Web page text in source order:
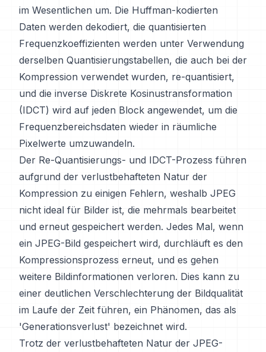
im Wesentlichen um. Die Huffman-kodierten
Daten werden dekodiert, die quantisierten
Frequenzkoeffizienten werden unter Verwendung
derselben Quantisierungstabellen, die auch bei der
Kompression verwendet wurden, re-quantisiert,
und die inverse Diskrete Kosinustransformation
(IDCT) wird auf jeden Block angewendet, um die
Frequenzbereichsdaten wieder in räumliche
Pixelwerte umzuwandeln.
Der Re-Quantisierungs- und IDCT-Prozess führen
aufgrund der verlustbehafteten Natur der
Kompression zu einigen Fehlern, weshalb JPEG
nicht ideal für Bilder ist, die mehrmals bearbeitet
und erneut gespeichert werden. Jedes Mal, wenn
ein JPEG-Bild gespeichert wird, durchläuft es den
Kompressionsprozess erneut, und es gehen
weitere Bildinformationen verloren. Dies kann zu
einer deutlichen Verschlechterung der Bildqualität
im Laufe der Zeit führen, ein Phänomen, das als
'Generationsverlust' bezeichnet wird.
Trotz der verlustbehafteten Natur der JPEG-